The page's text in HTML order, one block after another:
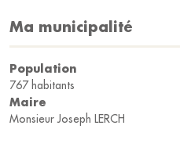
Ma municipalité
Population
767 habitants
Maire
Monsieur Joseph LERCH